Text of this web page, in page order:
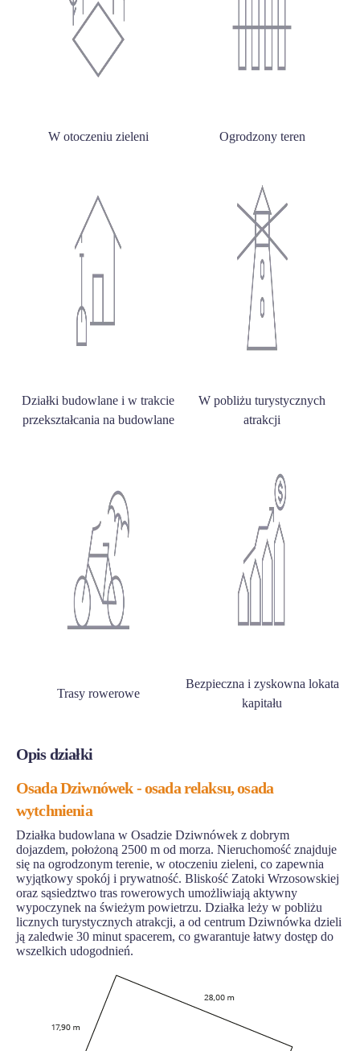
W otoczeniu zieleni Ogrodzony teren
Działki budowlane i w trakcie
przekształcania na budowlane
W pobliżu turystycznych
atrakcji
Trasy rowerowe
Bezpieczna i zyskowna lokata
kapitału
Opis działki
Osada Dziwnówek - osada relaksu, osada
wytchnienia
Działka budowlana w Osadzie Dziwnówek z dobrym
dojazdem, położoną 2500 m od morza. Nieruchomość znajduje
się na ogrodzonym terenie, w otoczeniu zieleni, co zapewnia
wyjątkowy spokój i prywatność. Bliskość Zatoki Wrzosowskiej
oraz sąsiedztwo tras rowerowych umożliwiają aktywny
wypoczynek na świeżym powietrzu. Działka leży w pobliżu
licznych turystycznych atrakcji, a od centrum Dziwnówka dzieli
ją zaledwie 30 minut spacerem, co gwarantuje łatwy dostęp do
wszelkich udogodnień.